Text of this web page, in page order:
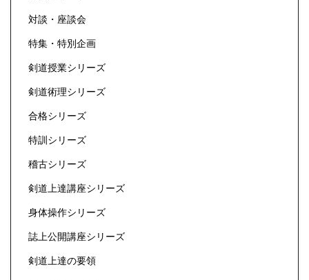
対談・座談会
特集・特別企画
剣道授業シリーズ
剣道術理シリーズ
合格シリーズ
特訓シリーズ
稽古シリーズ
剣道上達講座シリーズ
身体操作シリーズ
誌上公開講座シリーズ
剣道上達の要領